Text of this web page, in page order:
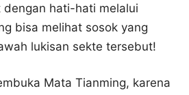
hati-hati melalui
bisa melihat sosok yang
lukisan sekte tersebut!
Mata Tianming, karena